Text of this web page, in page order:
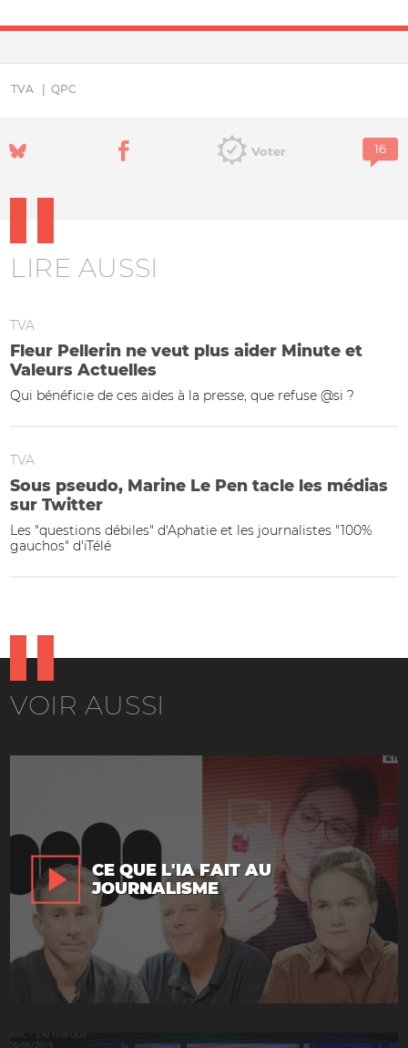
TVA QPC
Voter
LIRE AUSSI
TVA
Fleur Pellerin ne veut plus aider Minute et
Valeurs Actuelles
Qui bénéficie de ces aides à la presse, que refuse @si ?
TVA
Sous pseudo, Marine Le Pen tacle les médias
sur Twitter
Les "questions débiles" d'Aphatie et les journalistes "100%
gauchos" d'iTélé
VOIR AUSSI
CE QUE L'IA FAIT AU
JOURNALISME